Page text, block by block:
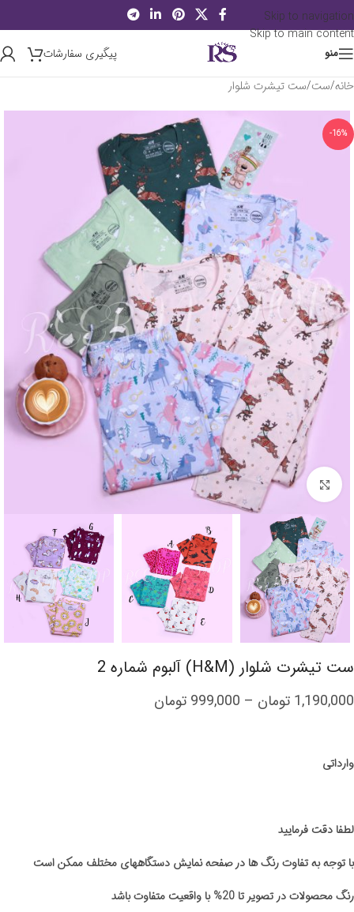
Skip to navigation
Skip to main content
منو
پیگیری سفارشات
خانه/ست/ست تیشرت شلوار
-16%
برای بزرگنمایی کلیک کنید
ست تیشرت شلوار (H&M) آلبوم شماره 2
1,190,000 تومان –
999,000 تومان
وارداتی
لطفا دقت فرمایید
با توجه به تفاوت رنگ ها در صفحه نمایش دستگاههای مختلف ممکن است
رنگ محصولات در تصویر تا 20% با واقعیت متفاوت باشد